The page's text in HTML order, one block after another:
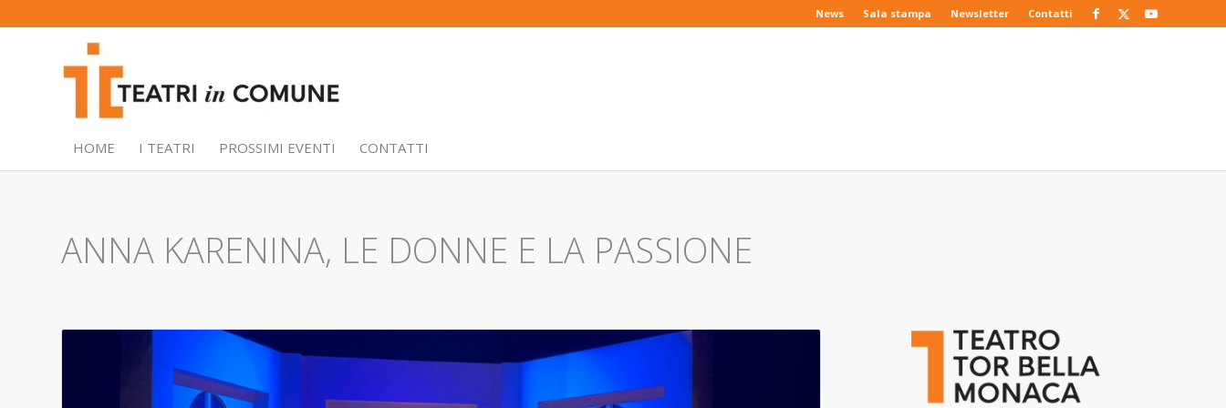
News Sala stampa Newsletter Contatti
HOME I TEATRI PROSSIMI EVENTI CONTATTI
ANNA KARENINA, LE DONNE E LA PASSIONE